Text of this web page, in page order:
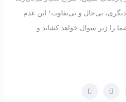
بی‌حال و بی‌تفاوت! این عدم
را زیر سوال خواهد کشاند و